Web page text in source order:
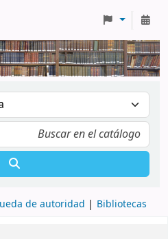
de autoridad Bibliotecas